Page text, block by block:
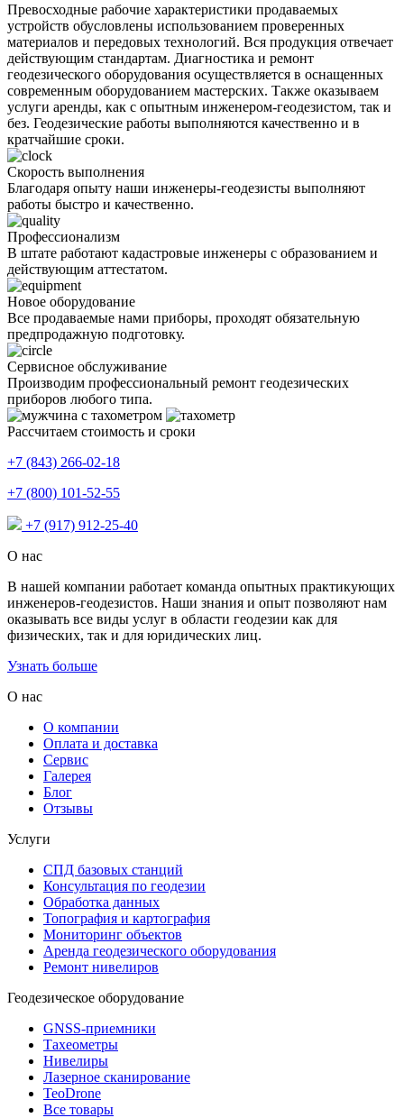
Превосходные рабочие характеристики продаваемых
устройств обусловлены использованием проверенных
материалов и передовых технологий. Вся продукция отвечает
действующим стандартам. Диагностикa и ремонт
геодезического оборудования осуществляется в оснащенных
современным оборудованием мастерских. Также оказываем
услуги аренды, как с опытным инженером-геодезистом, так и
без. Геодезические работы выполняются качественно и в
кратчайшие сроки.
Скорость выполнения
Благодаря опыту наши инженеры-геодезисты выполняют
работы быстро и качественно.
Профессионализм
В штате работают кадастровые инженеры с образованием и
действующим аттестатом.
Новое оборудование
Все продаваемые нами приборы, проходят обязательную
предпродажную подготовку.
Сервисное обслуживание
Производим профессиональный ремонт геодезических
приборов любого типа.
Рассчитаем стоимость и сроки
+7 (843) 266-02-18
+7 (800) 101-52-55
+7 (917) 912-25-40
О нас
В нашей компании работает команда опытных практикующих
инженеров-геодезистов. Наши знания и опыт позволяют нам
оказывать все виды услуг в области геодезии как для
физических, так и для юридических лиц.
Узнать больше
О нас
О компании
Оплата и доставка
Сервис
Галерея
Блог
Отзывы
Услуги
СПД базовых станций
Консультация по геодезии
Обработка данных
Топография и картография
Мониторинг объектов
Аренда геодезического оборудования
Ремонт нивелиров
Геодезическое оборудование
GNSS-приемники
Тахеометры
Нивелиры
Лазерное сканирование
TeoDrone
Все товары